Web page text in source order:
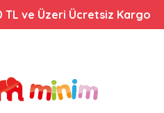
TL ve Üzeri Ücretsiz Kargo
%44'e Varan İndirim!